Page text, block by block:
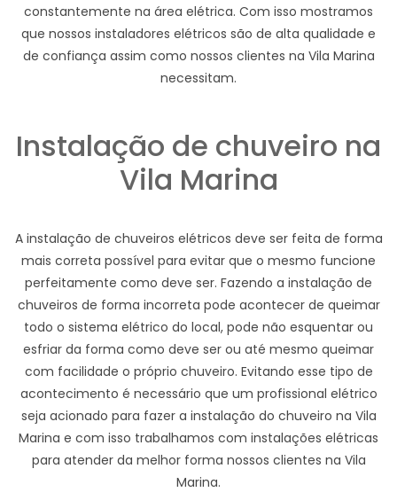
constantemente na área elétrica. Com isso mostramos
que nossos instaladores elétricos são de alta qualidade e
de confiança assim como nossos clientes na Vila Marina
necessitam.
Instalação de chuveiro na
Vila Marina
A instalação de chuveiros elétricos deve ser feita de forma
mais correta possível para evitar que o mesmo funcione
perfeitamente como deve ser. Fazendo a instalação de
chuveiros de forma incorreta pode acontecer de queimar
todo o sistema elétrico do local, pode não esquentar ou
esfriar da forma como deve ser ou até mesmo queimar
com facilidade o próprio chuveiro. Evitando esse tipo de
acontecimento é necessário que um profissional elétrico
seja acionado para fazer a instalação do chuveiro na Vila
Marina e com isso trabalhamos com instalações elétricas
para atender da melhor forma nossos clientes na Vila
Marina.